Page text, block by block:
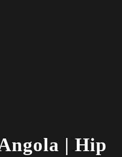
| Hip